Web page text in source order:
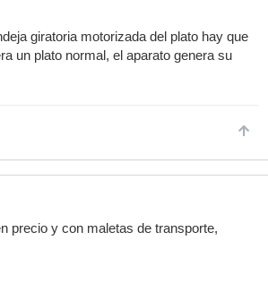
giratoria motorizada del plato hay que
un plato normal, el aparato genera su
precio y con maletas de transporte,